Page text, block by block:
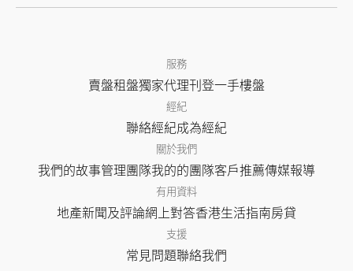
服務
賣盤租盤獨家代理刊登一手樓盤
經紀
聯絡經紀成為經紀
關於我們
我們的故事管理團隊我的的團隊客戶推薦傳媒報導
有用資料
地產新聞及評論網上對答香港生活指南房貸
支援
常見問題聯絡我們